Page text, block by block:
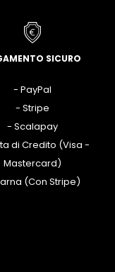
SICURO
- PayPal
- Stripe
- Scalapay
di Credito (Visa -
Mastercard)
(Con Stripe)